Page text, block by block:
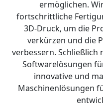
ermöglichen.
fortschrittliche
3D-Druck, um die
verkürzen und die
verbessern.
Softwarelösungen
innovative und
Maschinenlösungen